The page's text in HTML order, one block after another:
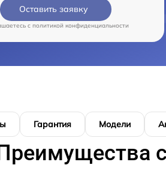
Оставить заявку
c политикой конфиденциальности
Гарантия Модели